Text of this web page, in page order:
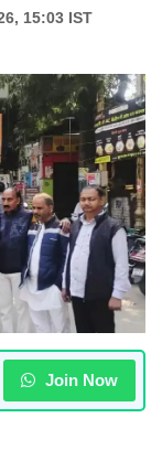
15:03 IST
Join Now